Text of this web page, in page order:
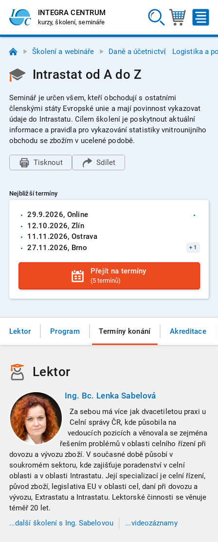
INTEGRA CENTRUM
kurzy, školení, semináře
Školení a webináře Daně a účetnictví Logistika a
Intrastat od A do Z
Seminář je určen všem, kteří obchodují s ostatními
členskými státy Evropské unie a mají povinnost vykazovat
údaje do Intrastatu. Cílem školení je poskytnout aktuální
informace a pravidla pro vykazování statistiky vnitrounijního
obchodu se zbožím v ucelené podobě.
Tisknout Sdílet
Nejbližší termíny
29.9.2026, Online
12.10.2026, Zlín
11.11.2026, Ostrava
27.11.2026, Brno +1
Přejít na termíny
(5 termínů)
Lektor Program Termíny konání Akreditace
Lektor
Ing. Bc. Lenka Sabelová
Za sebou má více jak dvacetiletou praxi u
Celní správy ČR, kde působila na
vedoucích pozicích a věnovala se zejména
řešením problémů v oblasti celního řízení při
dovozu a vývozu zboží. V současné době působí v
soukromém sektoru, kde zajišťuje poradenství v celní
oblasti a v oblasti Intrastatu. Její specializací je celní řízení,
původ zboží, legislativa EU v oblasti cel, daní při dovozu a
vývozu, Extrastatu a Intrastatu. Lektorské činnosti se věnuje
téměř 20 let.
...další školení s Ing. Sabelovou
...videozáznamy